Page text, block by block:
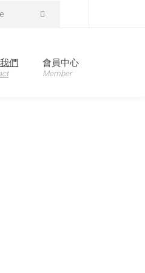
130BL2-K,LFR-130GR2-
們 會員中心
Member